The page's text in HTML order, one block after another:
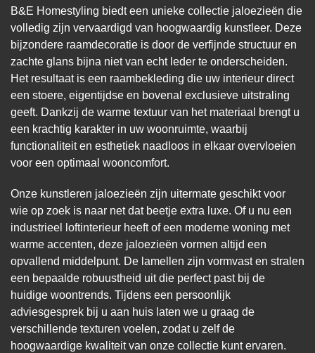
B&E Homestyling biedt een unieke collectie jaloezieën die
volledig zijn vervaardigd van hoogwaardig kunstleer. Deze
bijzondere raamdecoratie is door de verfijnde structuur en
zachte glans bijna niet van echt leder te onderscheiden.
Het resultaat is een raambekleding die uw interieur direct
een stoere, eigentijdse en bovenal exclusieve uitstraling
geeft. Dankzij de warme textuur van het materiaal brengt u
een krachtig karakter in uw woonruimte, waarbij
functionaliteit en esthetiek naadloos in elkaar overvloeien
voor een optimaal wooncomfort.
Onze kunstleren jaloezieën zijn uitermate geschikt voor
wie op zoek is naar net dat beetje extra luxe. Of u nu een
industrieel loftinterieur heeft of een moderne woning met
warme accenten, deze jaloezieën vormen altijd een
opvallend middelpunt. De lamellen zijn vormvast en stralen
een bepaalde robuustheid uit die perfect past bij de
huidige woontrends. Tijdens een persoonlijk
adviesgesprek bij u aan huis laten we u graag de
verschillende texturen voelen, zodat u zelf de
hoogwaardige kwaliteit van onze collectie kunt ervaren.